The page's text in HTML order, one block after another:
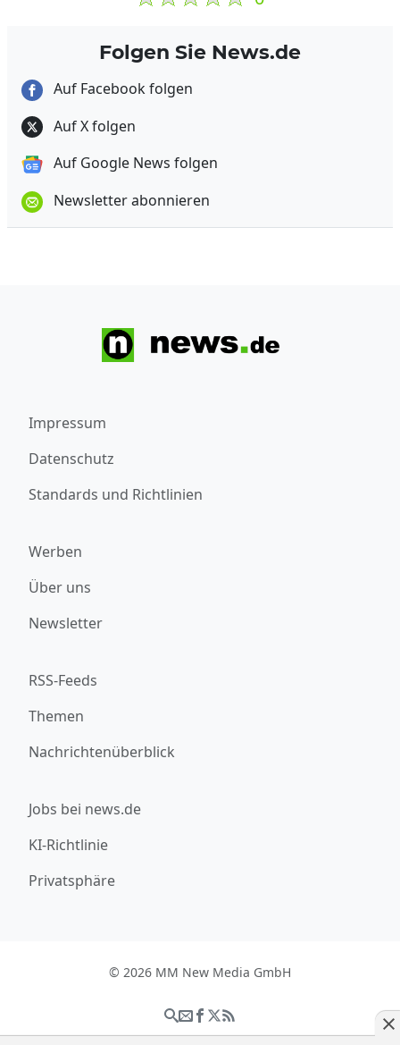
Folgen Sie News.de
Auf Facebook folgen
Auf X folgen
Auf Google News folgen
Newsletter abonnieren
Impressum
Datenschutz
Standards und Richtlinien
Werben
Über uns
Newsletter
RSS-Feeds
Themen
Nachrichtenüberblick
Jobs bei news.de
KI-Richtlinie
Privatsphäre
© 2026 MM New Media GmbH